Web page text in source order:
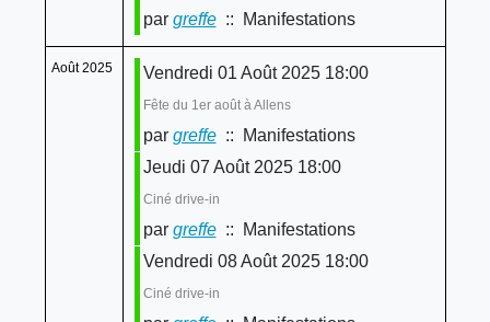
par greffe:: Manifestations
Août 2025 Vendredi 01 Août 2025 18:00
Fête du 1er août à Allens
par greffe:: Manifestations
Jeudi 07 Août 2025 18:00
Ciné drive-in
par greffe:: Manifestations
Vendredi 08 Août 2025 18:00
Ciné drive-in